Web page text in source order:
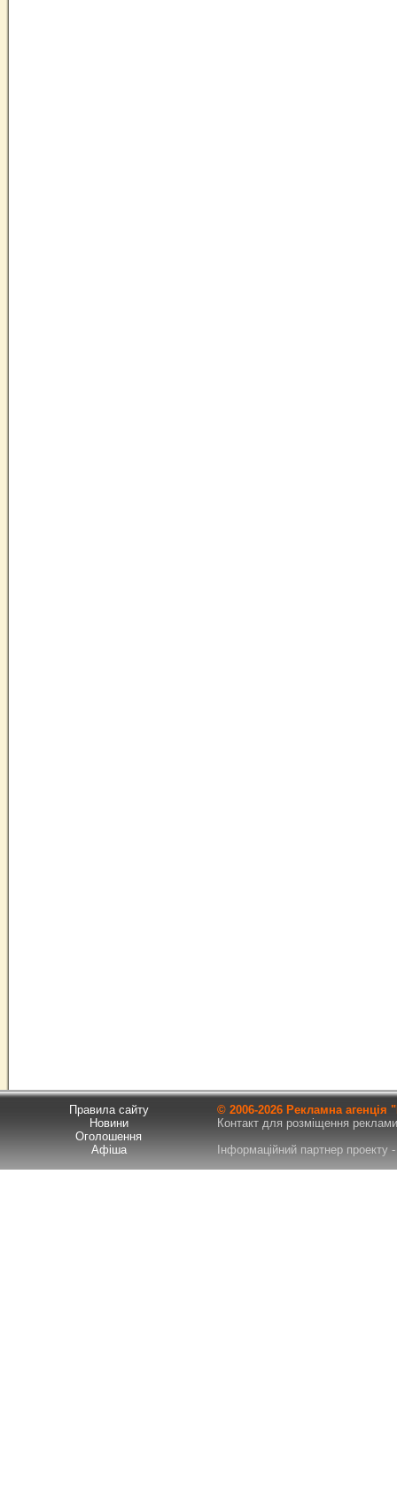
Правила сайту
Новини
Оголошення
Афіша
© 2006-2026 Рекламна
Контакт для розміщення
Інформаційний партнер проекту